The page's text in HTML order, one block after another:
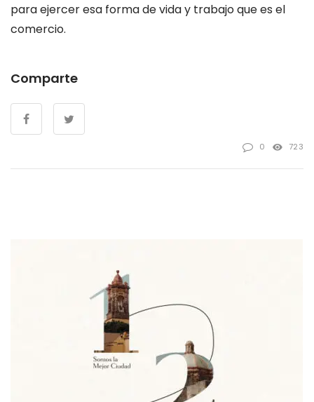
para ejercer esa forma de vida y trabajo que es el
comercio.
Comparte
0 723